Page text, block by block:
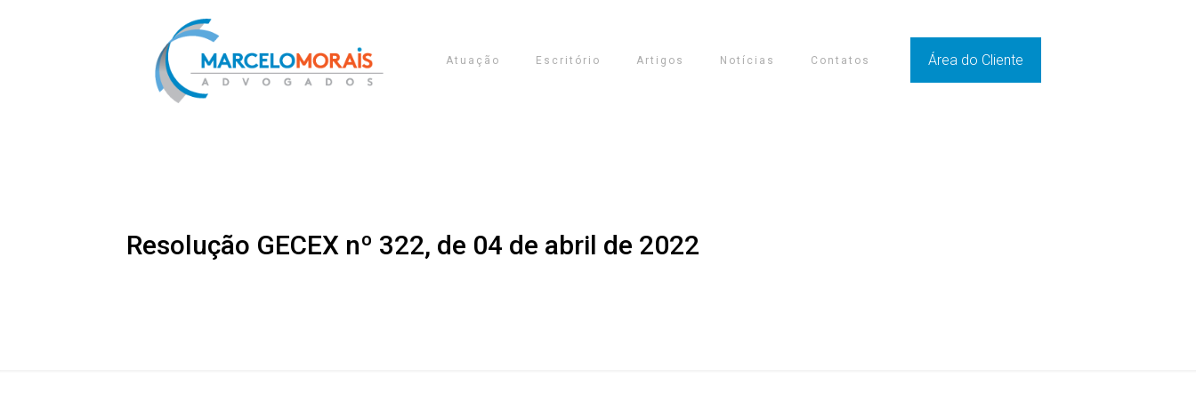
Atuação Escritório Artigos Notícias Contatos Área do Cliente
Resolução GECEX nº 322, de 04 de abril de 2022